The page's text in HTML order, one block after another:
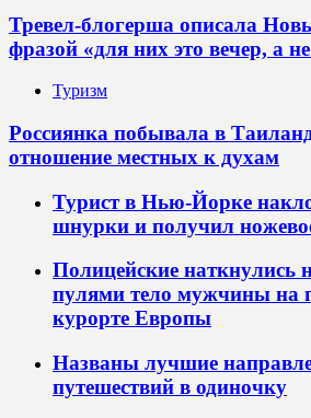
Тревел-блогерша описала
фразой «для них это вечер, а
Туризм
Россиянка побывала в
отношение местных к духам
Турист в Нью-Йорке
шнурки и получил
Полицейские наткнулись
пулями тело мужчины на
курорте Европы
Названы лучшие
путешествий в одиночку